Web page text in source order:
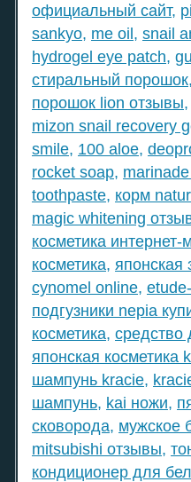
официальный сайт,
sankyo, me oil, snail
hydrogel eye patch,
стиральный порошок,
порошок lion отзывы,
mizon snail recovery
smile, 100 aloe,
rocket soap,
toothpaste, корм
magic whitening
косметика
косметика, японская
cynomel online,
подгузники nepia
косметика, средство
японская косметика
шампунь kracie,
шампунь, kai ножи,
сковорода, мужское
mitsubishi отзывы,
кондиционер для